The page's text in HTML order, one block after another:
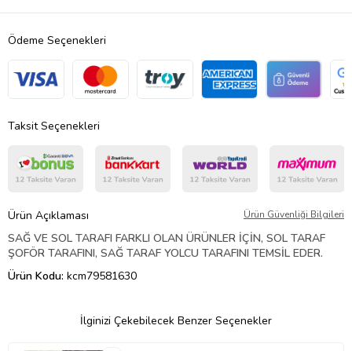
Ödeme Seçenekleri
Taksit Seçenekleri
Ürün Açıklaması Ürün Güvenliği Bilgileri
SAĞ VE SOL TARAFI FARKLI OLAN ÜRÜNLER İÇİN, SOL TARAF
ŞOFÖR TARAFINI, SAĞ TARAF YOLCU TARAFINI TEMSİL EDER.
Ürün Kodu: kcm79581630
İlginizi Çekebilecek Benzer Seçenekler